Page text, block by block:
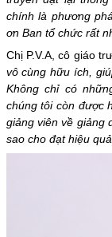
chính là phương
ơn Ban tổ chức rất
Chị P.V.A, cô giáo
vô cùng hữu ích,
Không chỉ có
chúng tôi còn được
giảng viên về giảng
sao cho đạt hiệu quả